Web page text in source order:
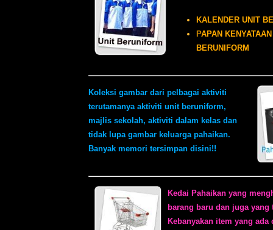
KALENDER UNIT
PAPAN
BERUNIFORM
Koleksi gambar dari pelbagai aktiviti
terutamanya aktiviti unit beruniform,
majlis sekolah, aktiviti dalam kelas dan
tidak lupa gambar keluarga pahaikan.
Banyak memori tersimpan disini!!
Kedai Pahaikan yang
barang baru dan juga yang
Kebanyakan item yang